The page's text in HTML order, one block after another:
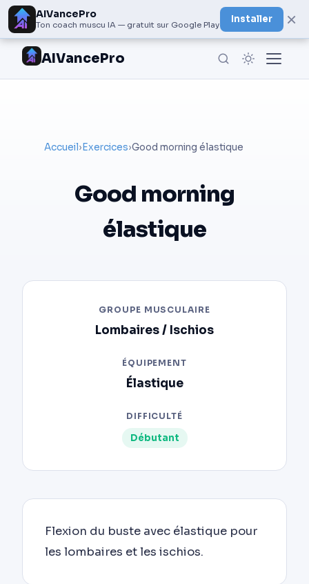
AIVancePro
Ton coach muscu IA — gratuit sur Google Play
Installer ×
AIVancePro
Accueil› Exercices›Good morning élastique
Good morning
élastique
GROUPE MUSCULAIRE
Lombaires / Ischios
ÉQUIPEMENT
Élastique
DIFFICULTÉ
Débutant
Flexion du buste avec élastique pour
les lombaires et les ischios.